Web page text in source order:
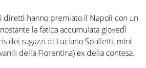
diretti hanno premiato il Napoli con un
la fatica accumulata giovedì
dei ragazzi di Luciano Spalletti, mini
della Fiorentina) ex della contesa.